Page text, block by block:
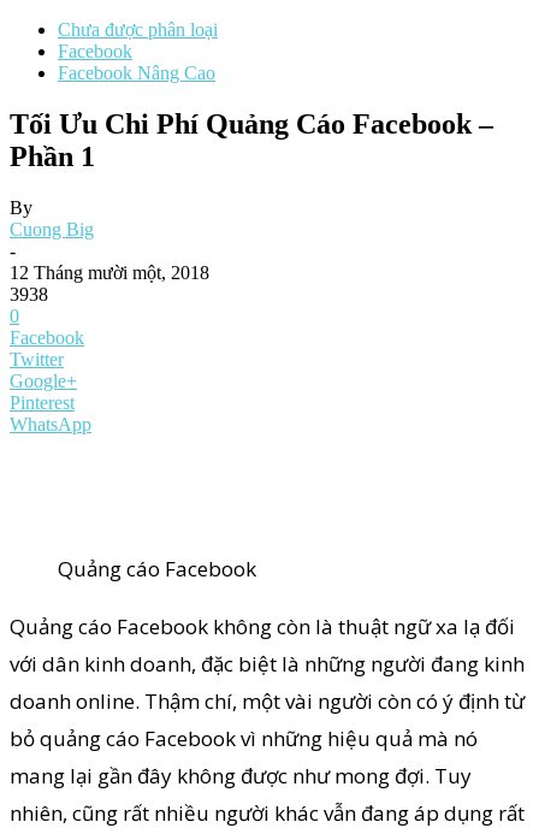
Chưa được phân loại
Facebook
Facebook Nâng Cao
Tối Ưu Chi Phí Quảng Cáo Facebook –
Phần 1
By
Cuong Big
-
12 Tháng mười một, 2018
3938
0
Facebook
Twitter
Google+
Pinterest
WhatsApp
Quảng cáo Facebook
Quảng cáo Facebook không còn là thuật ngữ xa lạ đối
với dân kinh doanh, đặc biệt là những người đang kinh
doanh online. Thậm chí, một vài người còn có ý định từ
bỏ quảng cáo Facebook vì những hiệu quả mà nó
mang lại gần đây không được như mong đợi. Tuy
nhiên, cũng rất nhiều người khác vẫn đang áp dụng rất